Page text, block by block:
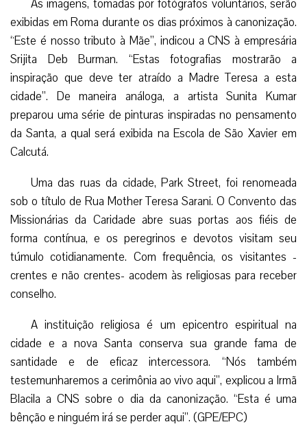
As imagens, tomadas por fotógrafos voluntários, serão
exibidas em Roma durante os dias próximos à canonização.
“Este é nosso tributo à Mãe”, indicou a CNS à empresária
Srijita Deb Burman. “Estas fotografias mostrarão a
inspiração que deve ter atraído a Madre Teresa a esta
cidade”. De maneira análoga, a artista Sunita Kumar
preparou uma série de pinturas inspiradas no pensamento
da Santa, a qual será exibida na Escola de São Xavier em
Calcutá.
Uma das ruas da cidade, Park Street, foi renomeada
sob o título de Rua Mother Teresa Sarani. O Convento das
Missionárias da Caridade abre suas portas aos fiéis de
forma contínua, e os peregrinos e devotos visitam seu
túmulo cotidianamente. Com frequência, os visitantes -
crentes e não crentes- acodem às religiosas para receber
conselho.
A instituição religiosa é um epicentro espiritual na
cidade e a nova Santa conserva sua grande fama de
santidade e de eficaz intercessora. “Nós também
testemunharemos a cerimônia ao vivo aqui”, explicou a Irmã
Blacila a CNS sobre o dia da canonização. “Esta é uma
bênção e ninguém irá se perder aqui”. (GPE/EPC)